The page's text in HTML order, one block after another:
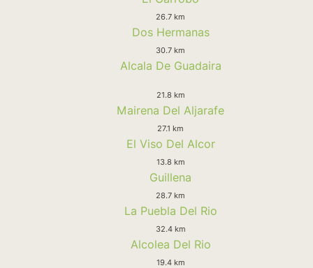
26.7 km
Dos Hermanas
30.7 km
Alcala De Guadaira
21.8 km
Mairena Del Aljarafe
27.1 km
El Viso Del Alcor
13.8 km
Guillena
28.7 km
La Puebla Del Rio
32.4 km
Alcolea Del Rio
19.4 km